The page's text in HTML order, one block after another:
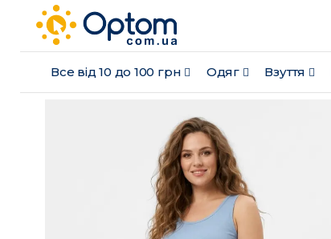
Все від 10 до 100 грн Одяг Взуття